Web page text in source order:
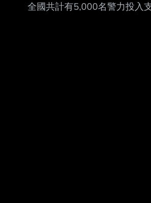
全國共計有5,000名警力投入